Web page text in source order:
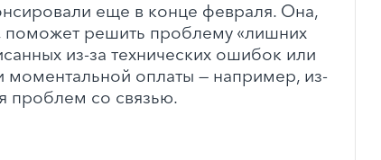
еще в конце февраля. Она,
поможет решить проблему «лишних
из-за технических ошибок или
моментальной оплаты — например, из-
проблем со связью.